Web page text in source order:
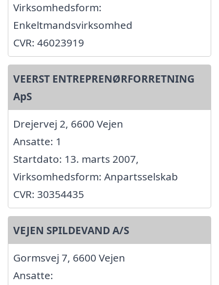
Virksomhedsform:
Enkeltmandsvirksomhed
CVR: 46023919
VEERST ENTREPRENØRFORRETNING
ApS
Drejervej 2, 6600 Vejen
Ansatte: 1
Startdato: 13. marts 2007,
Virksomhedsform: Anpartsselskab
CVR: 30354435
VEJEN SPILDEVAND A/S
Gormsvej 7, 6600 Vejen
Ansatte: